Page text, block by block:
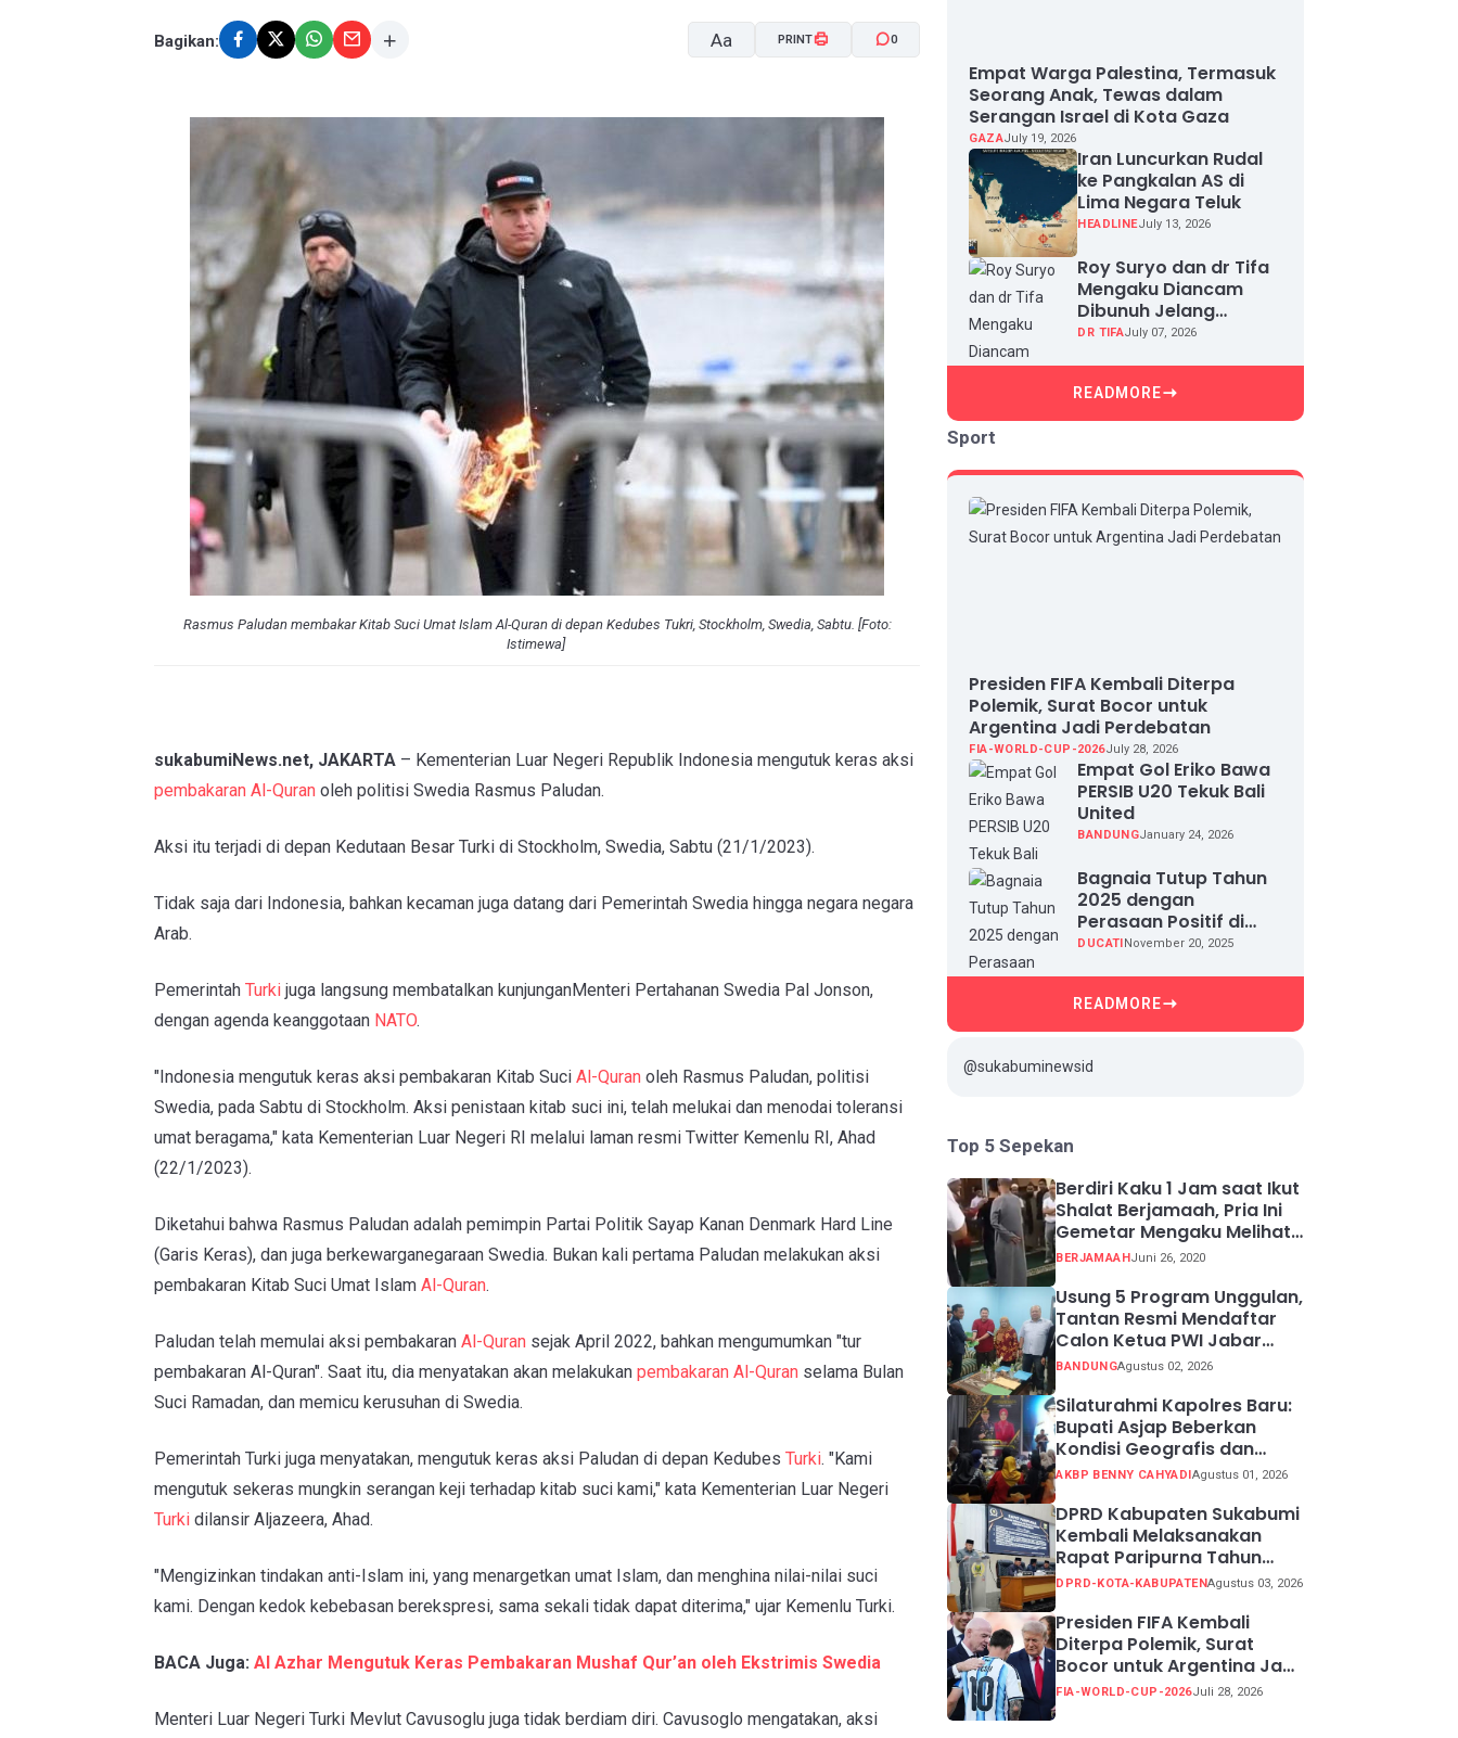
Bagikan: Aa
A- A+
PRINT 0
Rasmus Paludan membakar Kitab Suci Umat Islam Al-Quran di depan Kedubes Tukri, Stockholm, Swedia, Sabtu. [Foto:
Istimewa]
sukabumiNews.net, JAKARTA – Kementerian Luar Negeri Republik Indonesia mengutuk keras aksi
pembakaran Al-Quran oleh politisi Swedia Rasmus Paludan.
Aksi itu terjadi di depan Kedutaan Besar Turki di Stockholm, Swedia, Sabtu (21/1/2023).
Tidak saja dari Indonesia, bahkan kecaman juga datang dari Pemerintah Swedia hingga negara negara
Arab.
Pemerintah Turki juga langsung membatalkan kunjungan ​Menteri Pertahanan Swedia Pal Jonson,
dengan agenda keanggotaan NATO.
"Indonesia mengutuk keras aksi pembakaran Kitab Suci Al-Quran oleh Rasmus Paludan, politisi
Swedia, pada Sabtu di Stockholm. Aksi penistaan kitab suci ini, telah melukai dan menodai toleransi
umat beragama," kata Kementerian Luar Negeri RI melalui laman resmi Twitter Kemenlu RI, Ahad
(22/1/2023).
Diketahui bahwa Rasmus Paludan adalah pemimpin Partai Politik Sayap Kanan Denmark Hard Line
(Garis Keras), dan juga berkewarganegaraan Swedia. Bukan kali pertama Paludan melakukan aksi
pembakaran Kitab Suci Umat Islam Al-Quran.
Paludan telah memulai aksi pembakaran Al-Quran sejak April 2022, bahkan mengumumkan "tur
pembakaran Al-Quran". Saat itu, dia menyatakan akan melakukan pembakaran Al-Quran selama Bulan
Suci Ramadan, dan memicu kerusuhan di Swedia.
Pemerintah Turki juga menyatakan, mengutuk keras aksi Paludan di depan Kedubes Turki. "Kami
mengutuk sekeras mungkin serangan keji terhadap kitab suci kami," kata Kementerian Luar Negeri
Turki dilansir Aljazeera, Ahad.
"Mengizinkan tindakan anti-Islam ini, yang menargetkan umat Islam, dan menghina nilai-nilai suci
kami. Dengan kedok kebebasan berekspresi, sama sekali tidak dapat diterima," ujar Kemenlu Turki.
BACA Juga: Al Azhar Mengutuk Keras Pembakaran Mushaf Qur’an oleh Ekstrimis Swedia
Menteri Luar Negeri Turki Mevlut Cavusoglu juga tidak berdiam diri. Cavusoglo mengatakan, aksi
Empat Warga Palestina, Termasuk
Seorang Anak, Tewas dalam
Serangan Israel di Kota Gaza
GAZAJuly 19, 2026
Iran Luncurkan Rudal
ke Pangkalan AS di
Lima Negara Teluk
HEADLINEJuly 13, 2026
Roy Suryo dan dr Tifa
Mengaku Diancam
Dibunuh Jelang
Sidang, Klaim Ada
DR TIFAJuly 07, 2026
READMORE
Sport
Presiden FIFA Kembali Diterpa
Polemik, Surat Bocor untuk
Argentina Jadi Perdebatan
FIA-WORLD-CUP-2026July 28, 2026
Empat Gol Eriko Bawa
PERSIB U20 Tekuk Bali
United
BANDUNGJanuary 24, 2026
Bagnaia Tutup Tahun
2025 dengan
Perasaan Positif di
Valencia Test
DUCATINovember 20, 2025
READMORE
@sukabuminewsid
Top 5 Sepekan
Berdiri Kaku 1 Jam saat Ikut
Shalat Berjamaah, Pria Ini
Gemetar Mengaku Melihat
Api ketika Sadar
BERJAMAAHJuni 26, 2020
Usung 5 Program Unggulan,
Tantan Resmi Mendaftar
Calon Ketua PWI Jabar
2026-2031
BANDUNGAgustus 02, 2026
Silaturahmi Kapolres Baru:
Bupati Asjap Beberkan
Kondisi Geografis dan
Potensi Kabupaten
AKBP BENNY CAHYADIAgustus 01, 2026
DPRD Kabupaten Sukabumi
Kembali Melaksanakan
Rapat Paripurna Tahun
Sidang 2026
DPRD-KOTA-KABUPATENAgustus 03, 2026
Presiden FIFA Kembali
Diterpa Polemik, Surat
Bocor untuk Argentina Jadi
Perdebatan
FIA-WORLD-CUP-2026Juli 28, 2026